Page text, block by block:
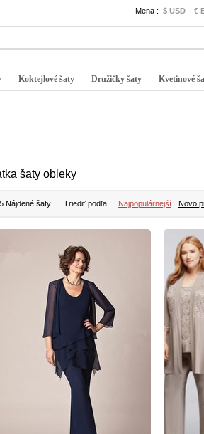
Mena : $ USD €
Koktejlové šaty Družičky šaty Kvetinové
šaty obleky
Nájdené šaty Triediť podľa : Najpopulárnejší Novo